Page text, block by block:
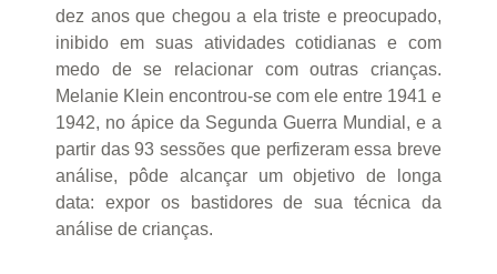
dez anos que chegou a ela triste e preocupado,
inibido em suas atividades cotidianas e com
medo de se relacionar com outras crianças.
Melanie Klein encontrou-se com ele entre 1941 e
1942, no ápice da Segunda Guerra Mundial, e a
partir das 93 sessões que perfizeram essa breve
análise, pôde alcançar um objetivo de longa
data: expor os bastidores de sua técnica da
análise de crianças.